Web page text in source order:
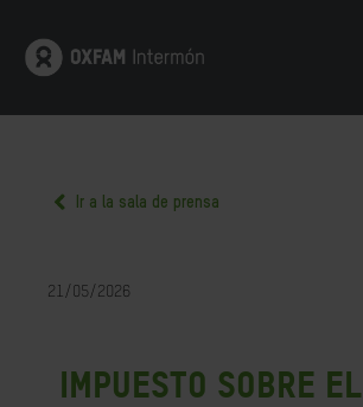
Ir a la sala de prensa
21/05/2026
Impuesto sobre el